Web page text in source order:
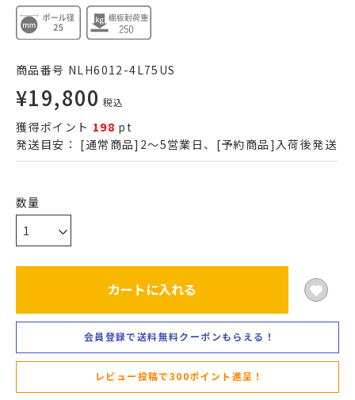
商品番号 NLH6012-4L75US
¥19,800 税込
獲得ポイント 198 pt
発送目安： [通常商品]2～5営業日、[予約商品]入荷後発送
カートに入れる
会員登録で送料無料クーポンもらえる！
レビュー投稿で300ポイント進呈！